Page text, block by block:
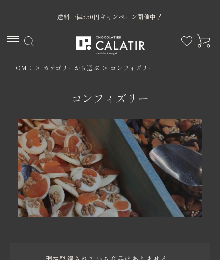
送料一律550円キャンペーン開催中！
ACCOUNT MENU
カテゴリー
限定商品
HOME カテゴリーから選ぶ コンフィズリー
コンフィズリー